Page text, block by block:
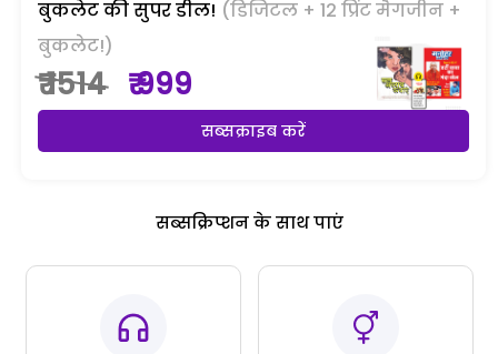
बुकलेट की सुपर डील! (डिजिटल + 12 प्रिंट मैगजीन +
बुकलेट!)
₹ 1514 ₹ 999
सब्सक्राइब करें
सब्सक्रिप्शन के साथ पाएं